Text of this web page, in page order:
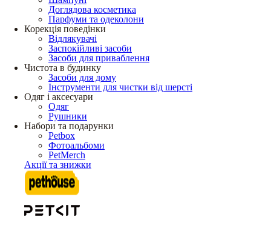
Доглядова косметика
Парфуми та одеколони
Корекція поведінки
Відлякувачі
Заспокійливі засоби
Засоби для приваблення
Чистота в будинку
Засоби для дому
Інструменти для чистки від шерсті
Одяг і аксесуари
Одяг
Рушники
Набори та подарунки
Petbox
Фотоальбоми
PetMerch
Акції та знижки